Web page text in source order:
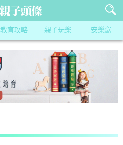
教育攻略 親子玩樂 安樂窩